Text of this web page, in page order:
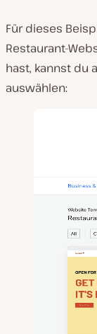
Für dieses
Restaurant-
hast, kannst du
auswählen: